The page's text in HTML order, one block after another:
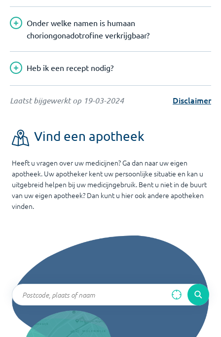
Onder welke namen is humaan
choriongonadotrofine verkrijgbaar?
Heb ik een recept nodig?
Laatst bijgewerkt op 19-03-2024 Disclaimer
Vind een apotheek
Heeft u vragen over uw medicijnen? Ga dan naar uw eigen
apotheek. Uw apotheker kent uw persoonlijke situatie en kan u
uitgebreid helpen bij uw medicijngebruik. Bent u niet in de buurt
van uw eigen apotheek? Dan kunt u hier ook andere apotheken
vinden.